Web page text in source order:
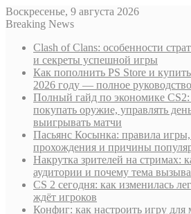
Воскресенье, 9 августа 2026
Breaking News
Clash of Clans: особенности
и секреты успешной игры
Как пополнить PS Store и
2026 году — полное руководство
Полный гайд по экономике CS2:
покупать оружие, управлять
выигрывать матчи
Пасьянс Косынка: правила
прохождения и причины
Накрутка зрителей на стримах:
аудитории и почему тема
CS 2 сегодня: как изменилась
ждёт игроков
Конфиг: как настроить игру для